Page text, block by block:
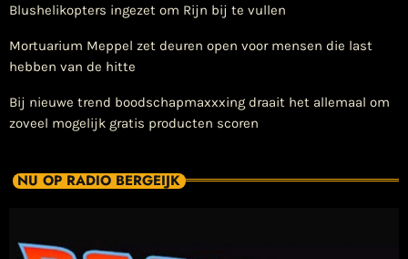
Blushelikopters ingezet om Rijn bij te vullen
Mortuarium Meppel zet deuren open voor mensen die last
hebben van de hitte
Bij nieuwe trend boodschapmaxxxing draait het allemaal om
zoveel mogelijk gratis producten scoren
NU OP RADIO BERGEIJK